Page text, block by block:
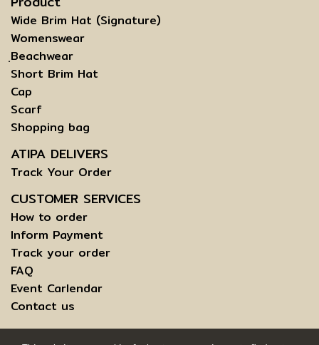
Wide Brim Hat (Signature)
Womenswear
ฺBeachwear
Short Brim Hat
Cap
Scarf
Shopping bag
ATIPA DELIVERS
Track Your Order
CUSTOMER SERVICES
How to order
Inform Payment
Track your order
FAQ
Event Carlendar
Contact us